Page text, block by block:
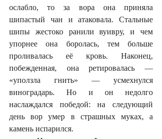
ослабло, то за вора она приняла
шипастый чан и атаковала. Стальные
шипы жестоко ранили вуивру, и чем
упорнее она боролась, тем больше
проливалась её кровь. Наконец,
побежденная, она ретировалась —
«уползла гнить» — усмехнулся
виноградарь. Но и он недолго
наслаждался победой: на следующий
день вор умер в страшных муках, а
камень испарился.